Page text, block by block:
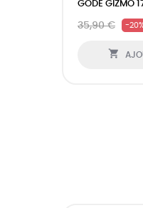
GODE GIZMO
35,90 € -
